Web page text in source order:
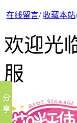
在线留言/ 收藏本站
欢迎光
服